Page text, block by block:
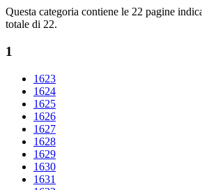
Questa categoria contiene le 22 pagine
totale di 22.
1
1623
1624
1625
1626
1627
1628
1629
1630
1631